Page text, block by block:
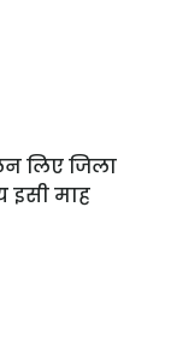
लिए जिला
इसी माह